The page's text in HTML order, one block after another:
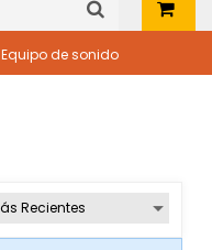
Equipo de sonido